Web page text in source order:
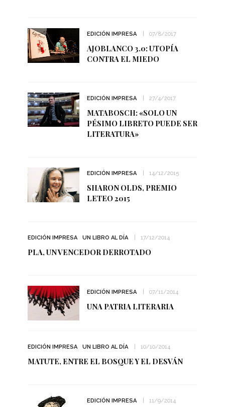
EDICIÓN IMPRESA 07/8/2017
AJOBLANCO 3.0: UTOPÍA
CONTRA EL MIEDO
EDICIÓN IMPRESA 27/4/2017
MATABOSCH: «SOLO UN
PÉSIMO LIBRETO PUEDE SER
LITERATURA»
EDICIÓN IMPRESA 14/12/2015
SHARON OLDS, PREMIO
LETEO 2015
EDICIÓN IMPRESA UN LIBRO AL DÍA 17/12/2014
PLA, UN VENCEDOR DERROTADO
EDICIÓN IMPRESA 07/11/2014
UNA PATRIA LITERARIA
EDICIÓN IMPRESA UN LIBRO AL DÍA 10/10/2014
MATUTE, ENTRE EL BOSQUE Y EL DESVÁN
EDICIÓN IMPRESA 11/9/2014